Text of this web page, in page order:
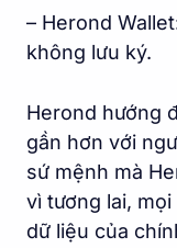
– Herond
không lưu ký.
Herond hướng
gần hơn với
sứ mệnh mà
vì tương lai,
dữ liệu của